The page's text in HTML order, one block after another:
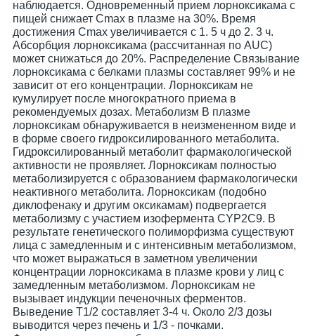
наблюдается. Одновременный прием лорноксикама с
пищей снижает Cmax в плазме на 30%. Время
достижения Cmax увеличивается с 1. 5 ч до 2. 3 ч.
Абсорбция лорноксикама (рассчитанная по AUC)
может снижаться до 20%. Распределение Связывание
лорноксикама с белками плазмы составляет 99% и не
зависит от его концентрации. Лорноксикам не
кумулирует после многократного приема в
рекомендуемых дозах. Метаболизм В плазме
лорноксикам обнаруживается в неизмененном виде и
в форме своего гидроксилированного метаболита.
Гидроксилированный метаболит фармакологической
активности не проявляет. Лорноксикам полностью
метаболизируется с образованием фармакологически
неактивного метаболита. Лорноксикам (подобно
диклофенаку и другим оксикамам) подвергается
метаболизму с участием изофермента CYP2С9. В
результате генетического полиморфизма существуют
лица с замедленным и с интенсивным метаболизмом,
что может выражаться в заметном увеличении
концентрации лорноксикама в плазме крови у лиц с
замедленным метаболизмом. Лорноксикам не
вызывает индукции печеночных ферментов.
Выведение T1/2 составляет 3-4 ч. Около 2/3 дозы
выводится через печень и 1/3 - почками.